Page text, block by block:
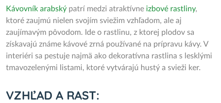
Kávovník arabský patrí medzi atraktívne izbové rastliny,
ktoré zaujmú nielen svojím sviežim vzhľadom, ale aj
zaujímavým pôvodom. Ide o rastlinu, z ktorej plodov sa
získavajú známe kávové zrná používané na prípravu kávy. V
interiéri sa pestuje najmä ako dekoratívna rastlina s lesklými
tmavozelenými listami, ktoré vytvárajú hustý a svieži ker.
VZHĽAD A RAST: